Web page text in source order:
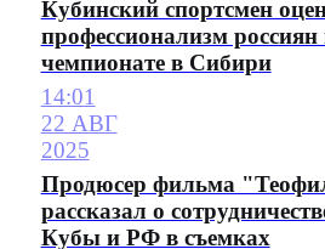
Кубинский спортсмен
профессионализм россиян
чемпионате в Сибири
14:01
22 АВГ
2025
Продюсер фильма
рассказал о
Кубы и РФ в съемках